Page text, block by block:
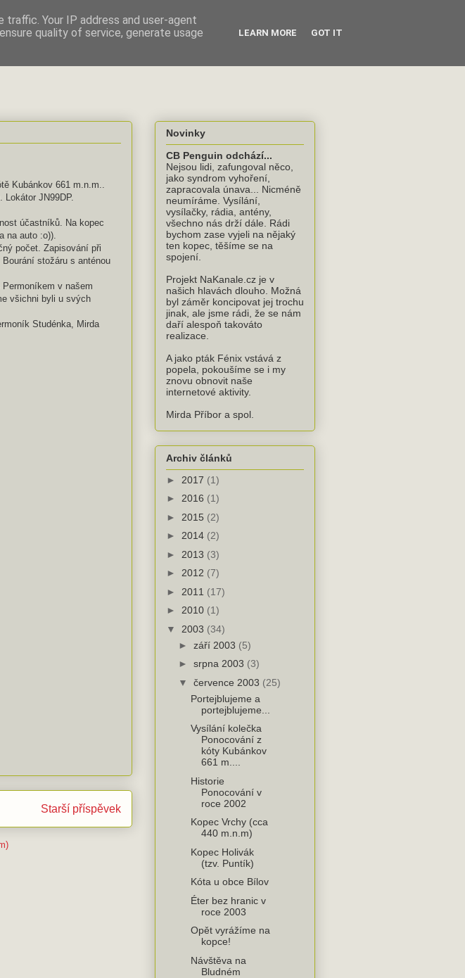
Kubánkov 661 m.n.m..
JN99DP.
účastníků. Na kopec
na auto :o)).
počet. Zapisování při
stožáru s anténou
v našem
všichni byli u svých
Studénka, Mirda
Starší příspěvek
Novinky
CB Penguin odchází...
Nejsou lidi, zafungoval něco,
jako syndrom vyhoření,
zapracovala únava... Nicméně
neumíráme. Vysílání,
vysílačky, rádia, antény,
všechno nás drží dále. Rádi
bychom zase vyjeli na nějaký
ten kopec, těšíme se na
spojení.
Projekt NaKanale.cz je v
našich hlavách dlouho. Možná
byl záměr koncipovat jej trochu
jinak, ale jsme rádi, že se nám
daří alespoň takováto
realizace.
A jako pták Fénix vstává z
popela, pokoušíme se i my
znovu obnovit naše
internetové aktivity.
Mirda Příbor a spol.
Archiv článků
► 2017 (1)
► 2016 (1)
► 2015 (2)
► 2014 (2)
► 2013 (3)
► 2012 (7)
► 2011 (17)
► 2010 (1)
▼ 2003 (34)
► září 2003 (5)
► srpna 2003 (3)
▼ července 2003 (25)
Portejblujeme a
portejblujeme...
Vysílání kolečka
Ponocování z
kóty Kubánkov
661 m....
Historie
Ponocování v
roce 2002
Kopec Vrchy (cca
440 m.n.m)
Kopec Holivák
(tzv. Puntík)
Kóta u obce Bílov
Éter bez hranic v
roce 2003
Opět vyrážíme na
kopce!
Návštěva na
Bludném
Your IP address and user-agent
quality of service, generate usage
LEARN MORE GOT IT